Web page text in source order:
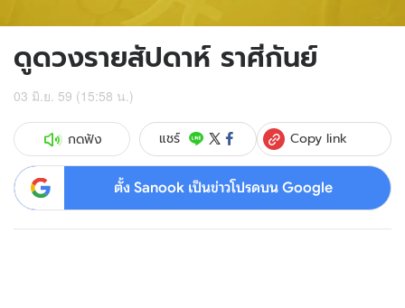
ดูดวงรายสัปดาห์ ราศีกันย์
03 มิ.ย. 59 (15:58 น.)
กดฟัง แชร์ Copy link
ตั้ง Sanook เป็นข่าวโปรดบน Google